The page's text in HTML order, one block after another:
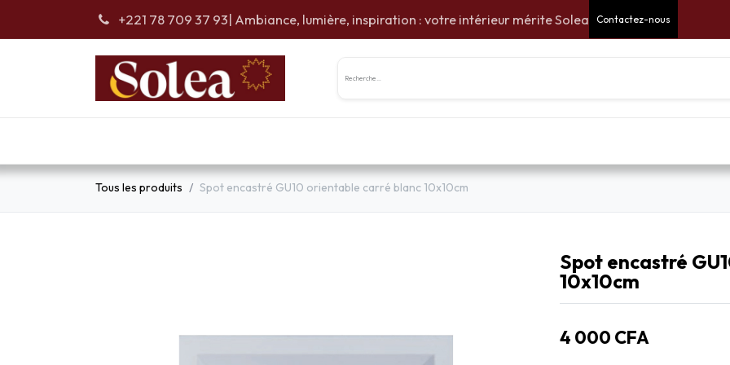
+221 78 709 37 93| Ambiance, lumière, inspiration : votre intérieur mérite Solea Contactez-nous
Tous les produits Spot encastré GU10 orientable carré blanc 10x10cm
Spot encastré
10x10cm
4 000 CFA